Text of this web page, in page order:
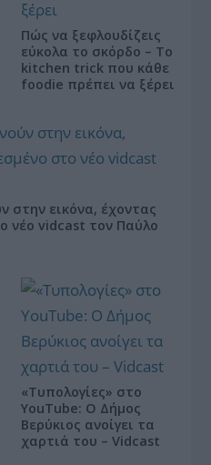
Πώς να ξεφλουδίζεις
εύκολα το σκόρδο – Το
kitchen trick που κάθε
foodie πρέπει να ξέρει
στην εικόνα, έχοντας
νέο vidcast τον Παύλο
«Τυπολογίες» στο
YouTube: Ο Δήμος
Βερύκιος ανοίγει τα
χαρτιά του – Vidcast